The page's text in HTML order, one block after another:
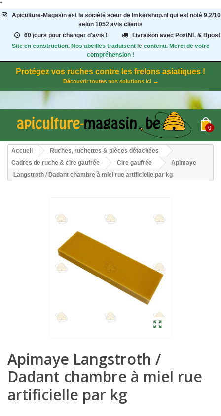
"
Apiculture-Magasinest la société sœur de Imkershop.nl qui est noté 9,2/10
selon 1052 avis clients
60 jours pour changer d'avis !
Livraison avec PostNL & Bpost
Site en construction. Nos abeilles traduisent le contenu. Merci de votre
compréhension !
Protégez vos ruches contre les frelons asiatiques !
Découvrir toutes nos solutions ici →
0
Accueil
Ruches, ruchettes & pièces détachées
Cadres de ruche & cire gaufrée
Cire gaufrée
Apimaye
Langstroth / Dadant chambre à miel rue artificielle par kg
Apimaye Langstroth /
Dadant chambre à miel rue
artificielle par kg